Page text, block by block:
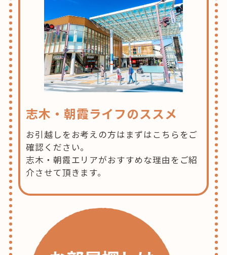
志木・朝霞ライフのススメ
お引越しをお考えの方はまずはこちらをご
確認ください。
志木・朝霞エリアがおすすめな理由をご紹
介させて頂きます。